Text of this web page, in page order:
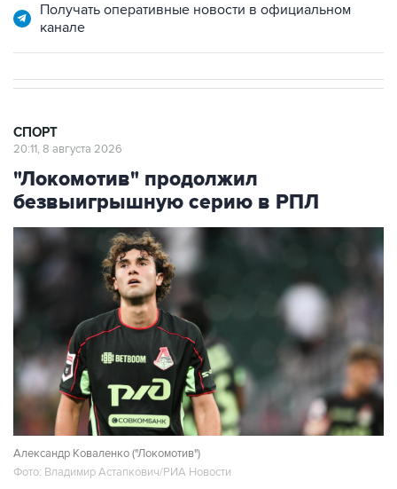
Получать оперативные новости в официальном
канале
СПОРТ
20:11, 8 августа 2026
"Локомотив" продолжил
безвыигрышную серию в РПЛ
Александр Коваленко ("Локомотив")
Фото: Владимир Астапкович/РИА Новости